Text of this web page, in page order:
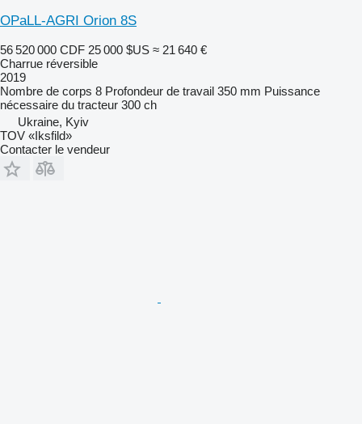
OPaLL-AGRI Orion 8S
56 520 000 CDF 25 000 $US ≈ 21 640 €
Charrue réversible
2019
Nombre de corps 8 Profondeur de travail 350 mm Puissance
nécessaire du tracteur 300 ch
Ukraine, Kyiv
TOV «Iksfild»
Contacter le vendeur